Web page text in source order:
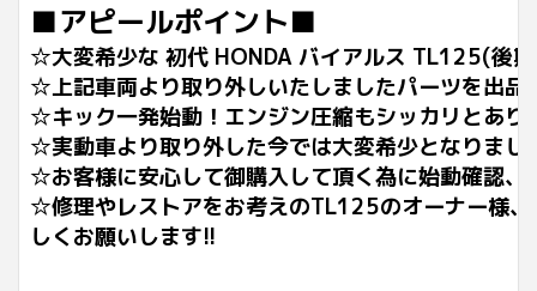
■アピールポイント■
☆大変希少な 初代 HONDA バイアルス TL125(後
☆上記車両より取り外しいたしましたパーツを出品
☆キック一発始動！エンジン圧縮もシッカリとあり
☆実動車より取り外した今では大変希少となりま
☆お客様に安心して御購入して頂く為に始動確認、
☆修理やレストアをお考えのTL125のオーナー様
しくお願いします!!